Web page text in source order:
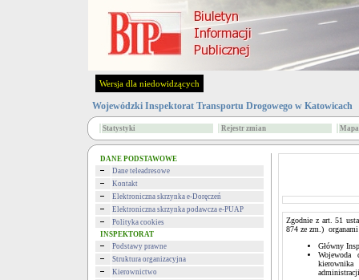
Wersja dla niedowidzących
Wojewódzki Inspektorat Transportu Drogowego w Katowicach
Statystyki Rejestr zmian
DANE PODSTAWOWE
Dane teleadresowe
Kontakt
Elektroniczna skrzynka e-Doręczeń
Elektroniczna skrzynka podawcza e-PUAP
Polityka cookies
INSPEKTORAT
Podstawy prawne
Struktura organizacyjna
Kierownictwo
Zgodnie z art. 51
874 ze zm.)
Główny
Wojewoda